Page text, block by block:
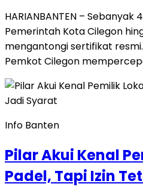
HARIANBANTEN –
Pemerintah Kota Cilegon
mengantongi sertifikat
Pemkot Cilegon
Info Banten
Pilar Akui Kenal
Padel, Tapi Izin